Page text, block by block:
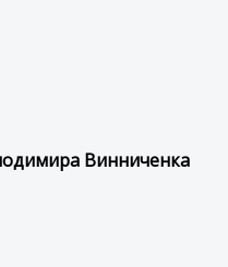
Винниченка